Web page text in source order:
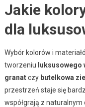
Jakie
dla
Wybór kolorów i
tworzeniu luksusowego
granatczy butelkowa
przestrzeń staje się
współgrają z